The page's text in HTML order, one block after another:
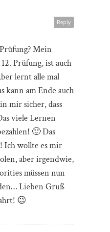
Reply
Mein
Prüfung, ist auch
lernt alle mal
kann am Ende auch
mir sicher, dass
viele Lernen
🙂 Das
Ich wollte es mir
aber irgendwie,
müssen nun
Lieben Gruß
😉